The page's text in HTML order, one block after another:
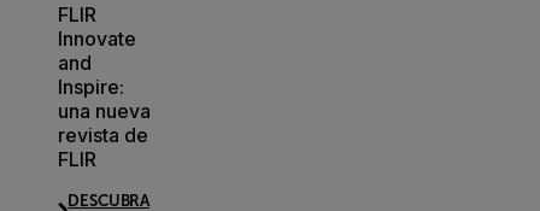
FLIR
Innovate
and
Inspire:
una nueva
revista de
FLIR
DESCUBRA